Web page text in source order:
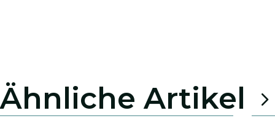
Ähnliche Artikel